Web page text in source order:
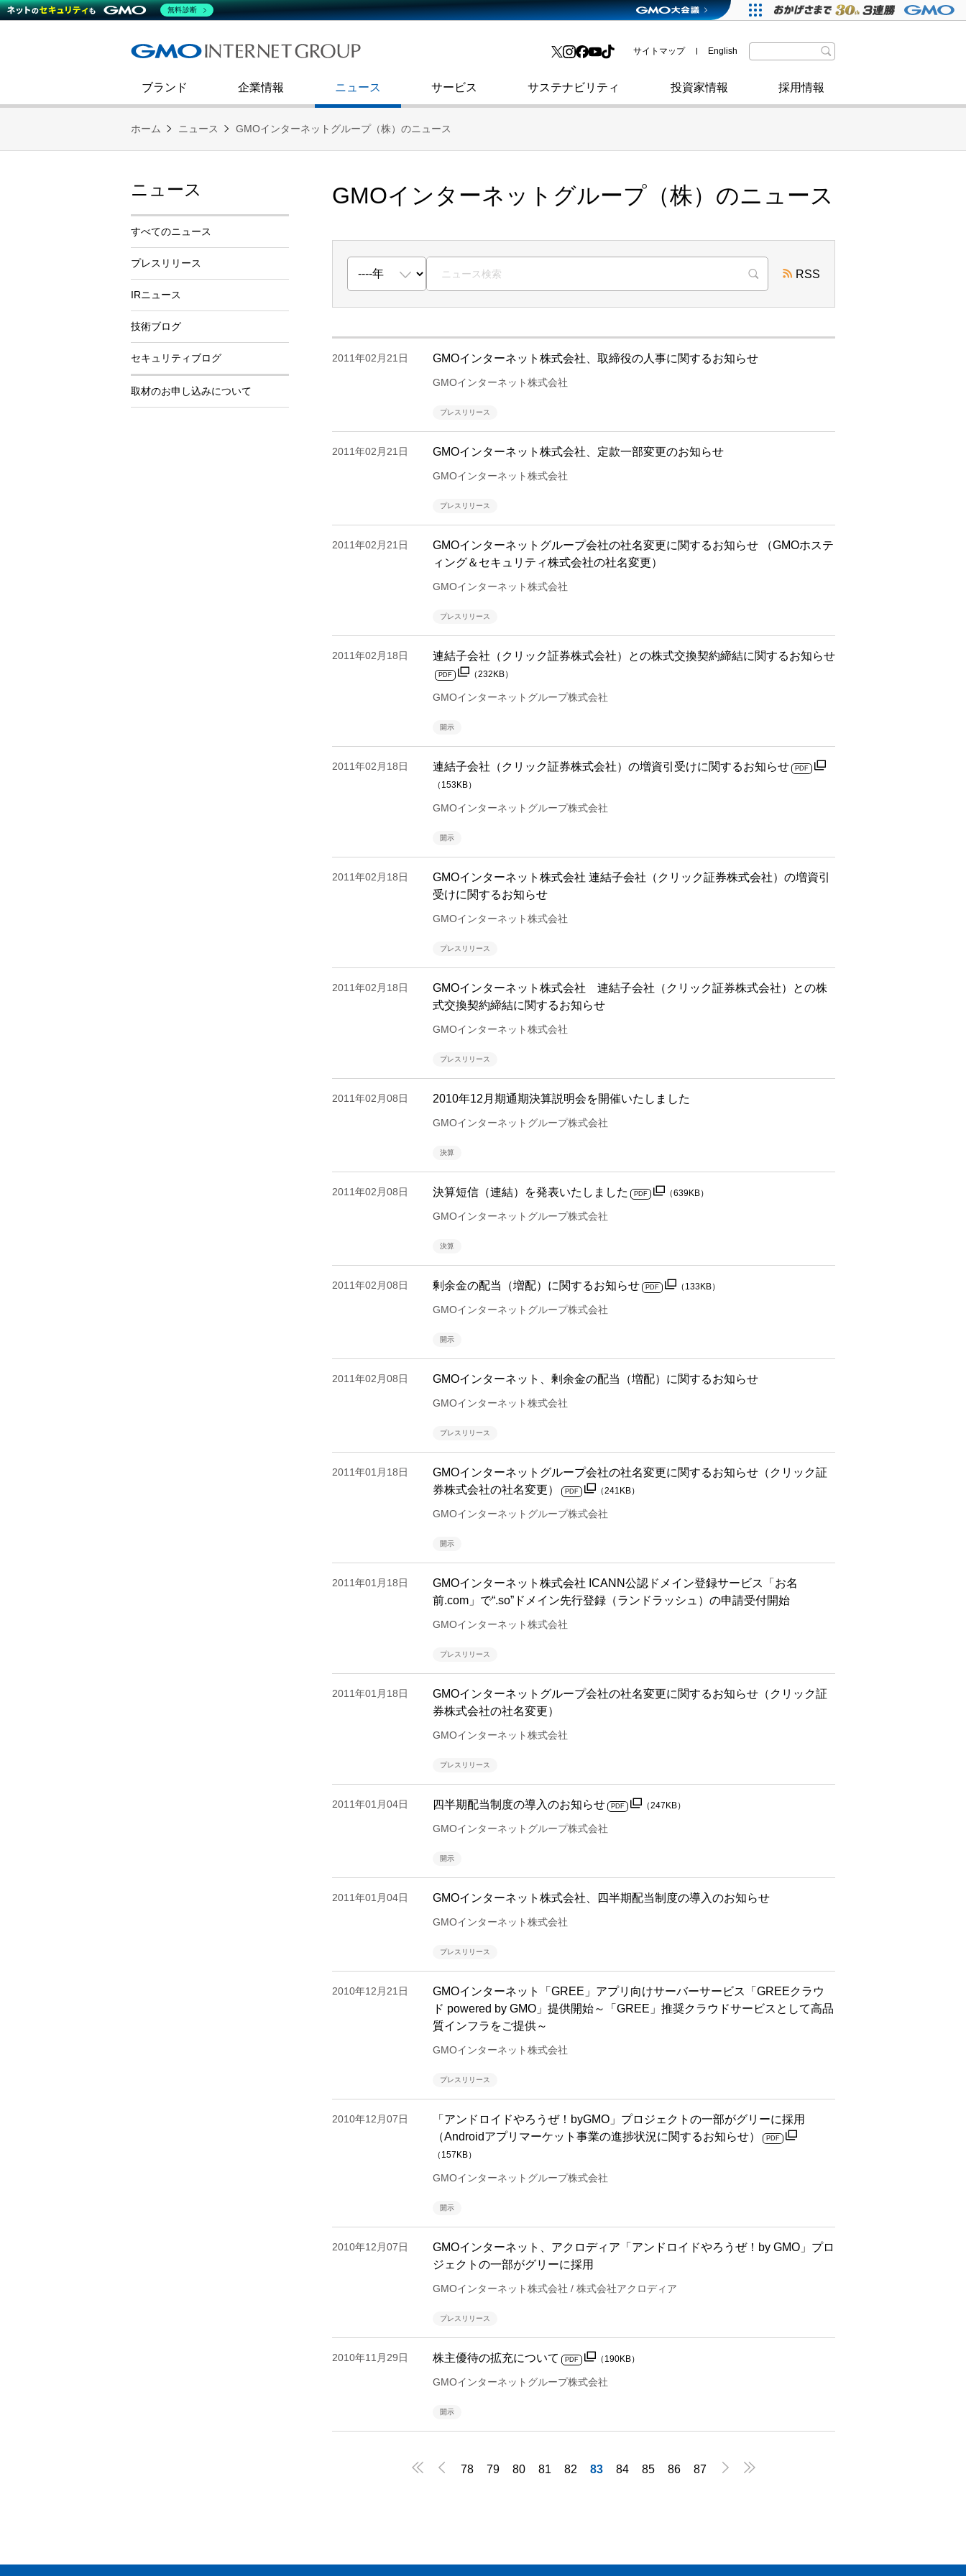
ブランド
企業情報
会社概要
社史
渋谷フクラス入館方法
ニュース
技術ブログ 取材のお申し込みについて
サービス
インターネットセキュリティ事業 その他
サステナビリティ
コミュニケーション
ダイバーシティ＆インクルージョン
SDGsへの取り組み
政府・自治体からの認定
投資家情報
熊谷正寿が語るグループ成長戦略・
財務・業績
よくあるご質問 格付・社債情報
採用情報
第二新卒採用 サイトマップ English
ホーム ニュース GMOインターネットグループ（株）のニュース
GMOインターネットグループ（株）のニュース
RSS
2011年02月21日 GMOインターネット株式会社、取締役の人事に関するお知らせ
GMOインターネット株式会社
プレスリリース
2011年02月21日 GMOインターネット株式会社、定款一部変更のお知らせ
GMOインターネット株式会社
プレスリリース
2011年02月21日
GMOインターネットグループ会社の社名変更に関するお知らせ （GMOホステ
ィング＆セキュリティ株式会社の社名変更）
GMOインターネット株式会社
プレスリリース
2011年02月18日 連結子会社（クリック証券株式会社）との株式交換契約締結に関するお知らせ
PDF （232KB）
GMOインターネットグループ株式会社
開示
2011年02月18日 連結子会社（クリック証券株式会社）の増資引受けに関するお知らせ PDF
（153KB）
GMOインターネットグループ株式会社
開示
2011年02月18日
GMOインターネット株式会社 連結子会社（クリック証券株式会社）の増資引
受けに関するお知らせ
GMOインターネット株式会社
プレスリリース
2011年02月18日
GMOインターネット株式会社 連結子会社（クリック証券株式会社）との株
式交換契約締結に関するお知らせ
GMOインターネット株式会社
プレスリリース
2011年02月08日 2010年12月期通期決算説明会を開催いたしました
GMOインターネットグループ株式会社
決算
2011年02月08日 決算短信（連結）を発表いたしました PDF （639KB）
GMOインターネットグループ株式会社
決算
2011年02月08日 剰余金の配当（増配）に関するお知らせ PDF （133KB）
GMOインターネットグループ株式会社
開示
2011年02月08日 GMOインターネット、剰余金の配当（増配）に関するお知らせ
GMOインターネット株式会社
プレスリリース
2011年01月18日
GMOインターネットグループ会社の社名変更に関するお知らせ（クリック証
券株式会社の社名変更）
PDF （241KB）
GMOインターネットグループ株式会社
開示
2011年01月18日
GMOインターネット株式会社 ICANN公認ドメイン登録サービス「お名
前.com」で“.so”ドメイン先行登録（ランドラッシュ）の申請受付開始
GMOインターネット株式会社
プレスリリース
2011年01月18日
GMOインターネットグループ会社の社名変更に関するお知らせ（クリック証
券株式会社の社名変更）
GMOインターネット株式会社
プレスリリース
2011年01月04日 四半期配当制度の導入のお知らせ PDF （247KB）
GMOインターネットグループ株式会社
開示
2011年01月04日 GMOインターネット株式会社、四半期配当制度の導入のお知らせ
GMOインターネット株式会社
プレスリリース
2010年12月21日
GMOインターネット「GREE」アプリ向けサーバーサービス「GREEクラウ
ド powered by GMO」提供開始～「GREE」推奨クラウドサービスとして高品
質インフラをご提供～
GMOインターネット株式会社
プレスリリース
2010年12月07日
「アンドロイドやろうぜ！byGMO」プロジェクトの一部がグリーに採用
（Androidアプリマーケット事業の進捗状況に関するお知らせ）
PDF
（157KB）
GMOインターネットグループ株式会社
開示
2010年12月07日
GMOインターネット、アクロディア「アンドロイドやろうぜ！by GMO」プロ
ジェクトの一部がグリーに採用
GMOインターネット株式会社 / 株式会社アクロディア
プレスリリース
2010年11月29日 株主優待の拡充について PDF （190KB）
GMOインターネットグループ株式会社
開示
  78 79 80 81 82 83 84 85 86 87  
ニュース
すべてのニュース
プレスリリース
IRニュース
技術ブログ
セキュリティブログ
取材のお申し込みについて
無料診断